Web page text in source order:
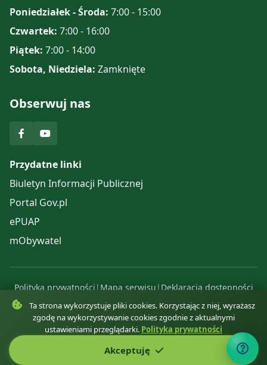
Analiza stanu Gospodarki
Odpadami Komonualnymi
Piątka za segregację
Opróżnianie zbiorników
bezodpływowych
Rejestr działalności regulowanej
Edukacja Ekologiczna
gospodarowania odpadami
zamieszkałych
Cyfrowa rekonstrukcja 3D
nieistniejącej obecnie cerkwi pod
Łupkowie
Kompendium wiedzy o roślinach
zielarskich oraz propozycje
wycieczek zielarskich
Poniedziałek - Środa: 7:00 - 15:00
Czwartek: 7:00 - 16:00
Piątek: 7:00 - 14:00
Sobota, Niedziela: Zamknięte
Obserwuj nas
Przydatne linki
Biuletyn Informacji Publicznej
Portal Gov.pl
ePUAP
mObywatel
Polityka prywatności | Mapa serwisu | Deklaracja dostępności
© 2025 Urząd Gminy Komańcza. Wszelkie prawa zastrzeżone.
Ta strona wykorzystuje pliki cookies. Korzystając z niej, wyrażasz
zgodę na wykorzystywanie cookies zgodnie z aktualnymi
ustawieniami przeglądarki. Polityka prywatności
Akceptuję